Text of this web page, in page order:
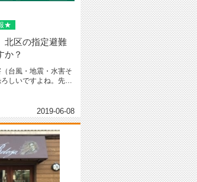
★
北区の指定避難
か？
台風・地震・水害そ
しいですよね。先日
2019-06-08